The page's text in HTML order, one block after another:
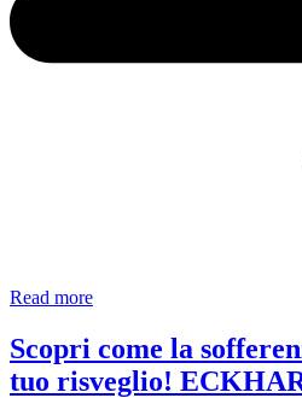
Read moreIl
Adesso
di
Scopri come la
tuo risveglio!